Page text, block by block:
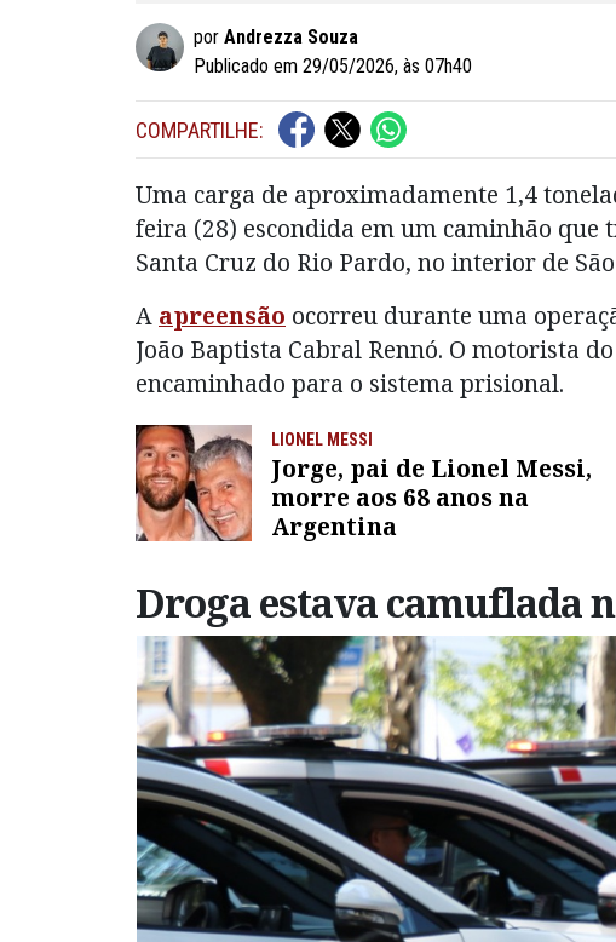
por Andrezza Souza
Publicado em 29/05/2026, às 07h40
COMPARTILHE:
Uma carga de aproximadamente 1,4
feira (28) escondida em um caminhão
Santa Cruz do Rio Pardo, no interior de
A apreensão ocorreu durante uma
João Baptista Cabral Rennó. O motorista
encaminhado para o sistema prisional.
LIONEL MESSI
Jorge, pai de Lionel Messi,
morre aos 68 anos na
Argentina
Droga estava camuflada